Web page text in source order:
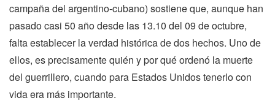
campaña del argentino-cubano) sostiene que, aunque han
pasado casi 50 año desde las 13.10 del 09 de octubre,
falta establecer la verdad histórica de dos hechos. Uno de
ellos, es precisamente quién y por qué ordenó la muerte
del guerrillero, cuando para Estados Unidos tenerlo con
vida era más importante.